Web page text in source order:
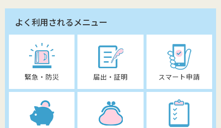
よく利用されるメニュー
緊急・防災 届出・証明 スマート申請